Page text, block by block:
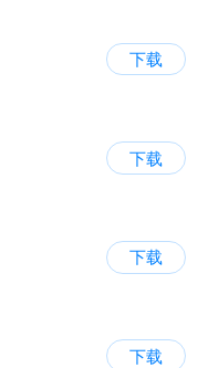
下载
下载
下载
下载